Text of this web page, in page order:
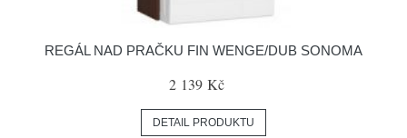
REGÁL NAD PRAČKU FIN WENGE/DUB SONOMA
2 139 Kč
DETAIL PRODUKTU